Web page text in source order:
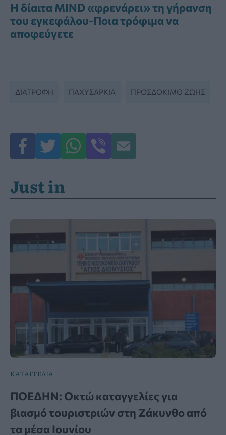
Η δίαιτα MIND «φρενάρει» τη γήρανση
του εγκεφάλου-Ποια τρόφιμα να
αποφεύγετε
ΔΙΑΤΡΟΦΉ ΠΑΧΥΣΑΡΚΊΑ ΠΡΟΣΔΌΚΙΜΟ ΖΩΉΣ
Just in
ΚΑΤΑΓΓΕΛΙΑ
ΠΟΕΔΗΝ: Οκτώ καταγγελίες για
βιασμό τουριστριών στη Ζάκυνθο από
τα μέσα Ιουνίου